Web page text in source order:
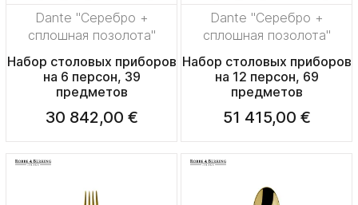
Dante "Серебро +
сплошная позолота"
Набор столовых приборов
на 6 персон, 39
предметов
30 842,00 €
Dante "Серебро +
сплошная позолота"
Набор столовых приборов
на 12 персон, 69
предметов
51 415,00 €